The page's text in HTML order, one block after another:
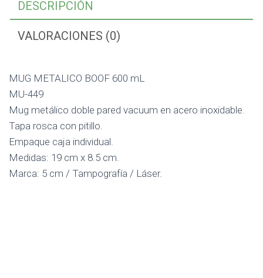
DESCRIPCIÓN
VALORACIONES (0)
MUG METALICO BOOF 600 mL
MU-449
Mug metálico doble pared vacuum en acero inoxidable.
Tapa rosca con pitillo.
Empaque caja individual.
Medidas: 19 cm x 8.5 cm.
Marca: 5 cm / Tampografía / Láser.